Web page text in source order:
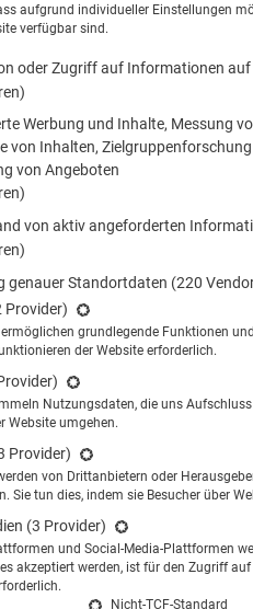
aufgrund individueller Einstellungen
verfügbar sind.
oder Zugriff auf Informationen auf
Werbung und Inhalte, Messung
von Inhalten,
von Angeboten
von aktiv angeforderten
genauer Standortdaten (220
Provider)
ermöglichen grundlegende Funktionen
der Website erforderlich.
Nutzungsdaten, die uns
Website umgehen.
Provider)
von Drittanbietern oder
Sie tun dies, indem sie Besucher über
(3 Provider)
und Social-Media-Plattformen
akzeptiert werden, ist für den Zugriff
Nicht-TCF-Standard